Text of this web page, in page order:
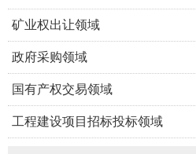
矿业权出让领域
政府采购领域
国有产权交易领域
工程建设项目招标投标领域